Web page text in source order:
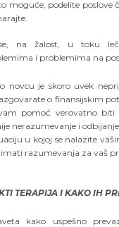
moguće, podelite poslove
na žalost, u toku
i problemima na
novcu je skoro uvek
o finansijskim
pomoć verovatno biti
nerazumevanje i odbijanje.
u kojoj se nalazite
razumevanja za vaš
TERAPIJA I KAKO IH
kako uspešno